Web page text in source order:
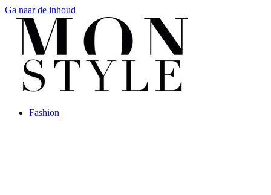
Ga naar de inhoud
Fashion